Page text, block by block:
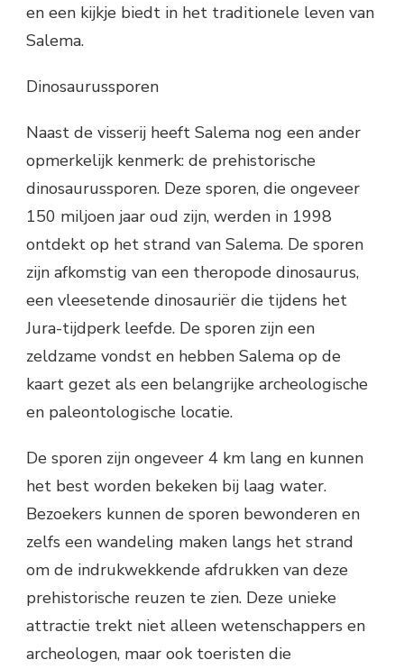
en een kijkje biedt in het traditionele leven van
Salema.
Dinosaurussporen
Naast de visserij heeft Salema nog een ander
opmerkelijk kenmerk: de prehistorische
dinosaurussporen. Deze sporen, die ongeveer
150 miljoen jaar oud zijn, werden in 1998
ontdekt op het strand van Salema. De sporen
zijn afkomstig van een theropode dinosaurus,
een vleesetende dinosauriër die tijdens het
Jura-tijdperk leefde. De sporen zijn een
zeldzame vondst en hebben Salema op de
kaart gezet als een belangrijke archeologische
en paleontologische locatie.
De sporen zijn ongeveer 4 km lang en kunnen
het best worden bekeken bij laag water.
Bezoekers kunnen de sporen bewonderen en
zelfs een wandeling maken langs het strand
om de indrukwekkende afdrukken van deze
prehistorische reuzen te zien. Deze unieke
attractie trekt niet alleen wetenschappers en
archeologen, maar ook toeristen die